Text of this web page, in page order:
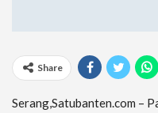
Share
Serang,Satubanten.com –